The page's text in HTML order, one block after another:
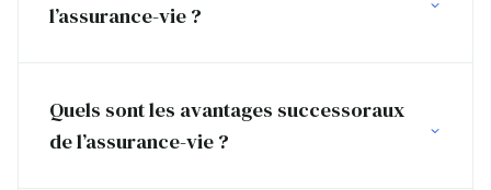
l’assurance-vie ?
Quels sont les avantages successoraux
de l’assurance-vie ?